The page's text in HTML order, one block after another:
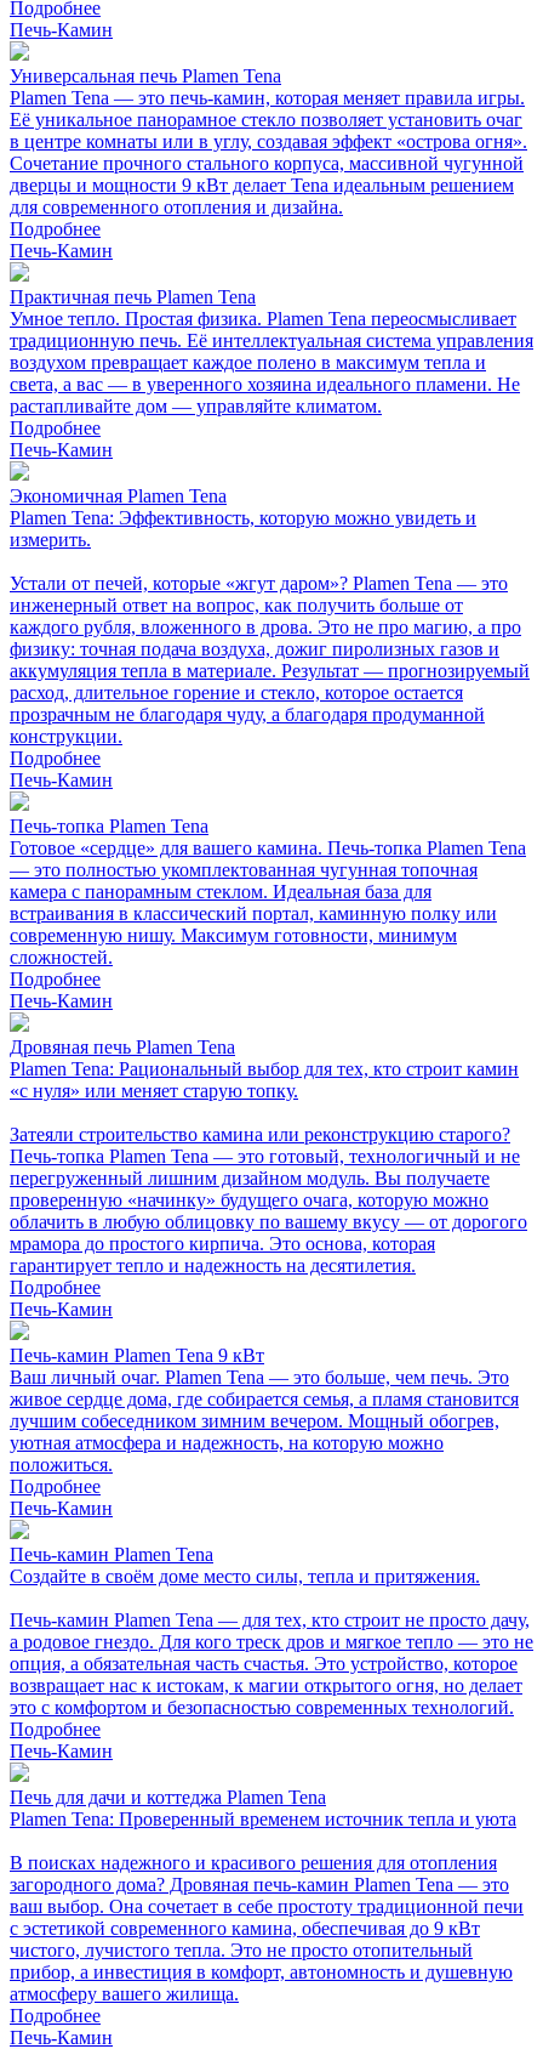
Подробнее
Печь-Камин
Универсальная печь Plamen Tena
Plamen Tena — это печь-камин, которая меняет правила игры.
Её уникальное панорамное стекло позволяет установить очаг
в центре комнаты или в углу, создавая эффект «острова огня».
Сочетание прочного стального корпуса, массивной чугунной
дверцы и мощности 9 кВт делает Tena идеальным решением
для современного отопления и дизайна.
Подробнее
Печь-Камин
Практичная печь Plamen Tena
Умное тепло. Простая физика. Plamen Tena переосмысливает
традиционную печь. Её интеллектуальная система управления
воздухом превращает каждое полено в максимум тепла и
света, а вас — в уверенного хозяина идеального пламени. Не
растапливайте дом — управляйте климатом.
Подробнее
Печь-Камин
Экономичная Plamen Tena
Plamen Tena: Эффективность, которую можно увидеть и
измерить.
Устали от печей, которые «жгут даром»? Plamen Tena — это
инженерный ответ на вопрос, как получить больше от
каждого рубля, вложенного в дрова. Это не про магию, а про
физику: точная подача воздуха, дожиг пиролизных газов и
аккумуляция тепла в материале. Результат — прогнозируемый
расход, длительное горение и стекло, которое остается
прозрачным не благодаря чуду, а благодаря продуманной
конструкции.
Подробнее
Печь-Камин
Печь-топка Plamen Tena
Готовое «сердце» для вашего камина. Печь-топка Plamen Tena
— это полностью укомплектованная чугунная топочная
камера с панорамным стеклом. Идеальная база для
встраивания в классический портал, каминную полку или
современную нишу. Максимум готовности, минимум
сложностей.
Подробнее
Печь-Камин
Дровяная печь Plamen Tena
Plamen Tena: Рациональный выбор для тех, кто строит камин
«с нуля» или меняет старую топку.
Затеяли строительство камина или реконструкцию старого?
Печь-топка Plamen Tena — это готовый, технологичный и не
перегруженный лишним дизайном модуль. Вы получаете
проверенную «начинку» будущего очага, которую можно
облачить в любую облицовку по вашему вкусу — от дорогого
мрамора до простого кирпича. Это основа, которая
гарантирует тепло и надежность на десятилетия.
Подробнее
Печь-Камин
Печь-камин Plamen Tena 9 кВт
Ваш личный очаг. Plamen Tena — это больше, чем печь. Это
живое сердце дома, где собирается семья, а пламя становится
лучшим собеседником зимним вечером. Мощный обогрев,
уютная атмосфера и надежность, на которую можно
положиться.
Подробнее
Печь-Камин
Печь-камин Plamen Tena
Создайте в своём доме место силы, тепла и притяжения.
Печь-камин Plamen Tena — для тех, кто строит не просто дачу,
а родовое гнездо. Для кого треск дров и мягкое тепло — это не
опция, а обязательная часть счастья. Это устройство, которое
возвращает нас к истокам, к магии открытого огня, но делает
это с комфортом и безопасностью современных технологий.
Подробнее
Печь-Камин
Печь для дачи и коттеджа Plamen Tena
Plamen Tena: Проверенный временем источник тепла и уюта
В поисках надежного и красивого решения для отопления
загородного дома? Дровяная печь-камин Plamen Tena — это
ваш выбор. Она сочетает в себе простоту традиционной печи
с эстетикой современного камина, обеспечивая до 9 кВт
чистого, лучистого тепла. Это не просто отопительный
прибор, а инвестиция в комфорт, автономность и душевную
атмосферу вашего жилища.
Подробнее
Печь-Камин